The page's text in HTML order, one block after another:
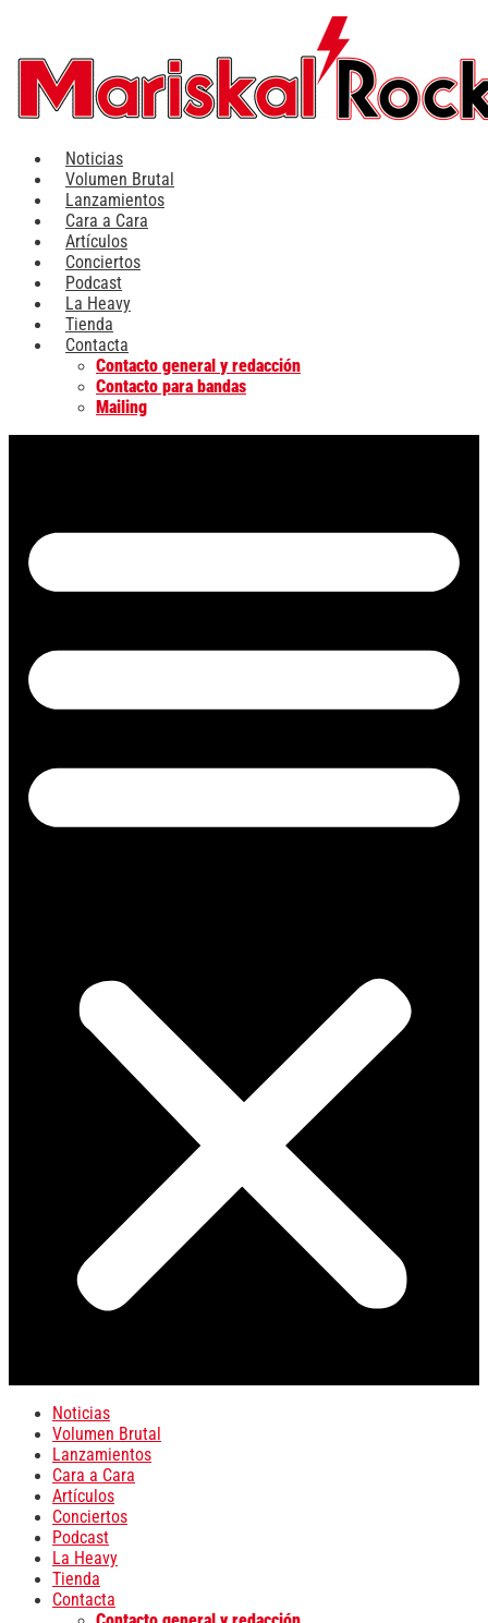
contenido
Noticias
Volumen Brutal
Lanzamientos
Cara a Cara
Artículos
Conciertos
Podcast
La Heavy
Tienda
Contacta
Contacto general y redacción
Contacto para bandas
Mailing
Noticias
Volumen Brutal
Lanzamientos
Cara a Cara
Artículos
Conciertos
Podcast
La Heavy
Tienda
Contacta